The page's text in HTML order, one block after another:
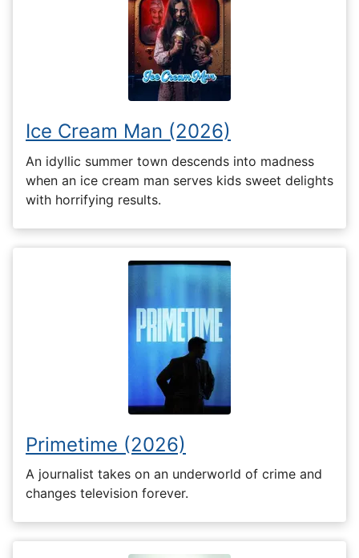
Ice Cream Man (2026)
An idyllic summer town descends into madness
when an ice cream man serves kids sweet delights
with horrifying results.
Primetime (2026)
A journalist takes on an underworld of crime and
changes television forever.